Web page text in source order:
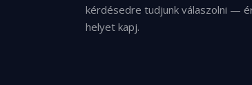
kérdésedre tudjunk válaszolni —
helyet kapj.